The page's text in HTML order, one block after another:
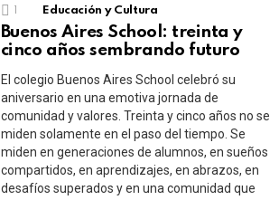
1 Educación y Cultura
Buenos Aires School: treinta y
cinco años sembrando futuro
El colegio Buenos Aires School celebró su
aniversario en una emotiva jornada de
comunidad y valores. Treinta y cinco años no se
miden solamente en el paso del tiempo. Se
miden en generaciones de alumnos, en sueños
compartidos, en aprendizajes, en abrazos, en
desafíos superados y en una comunidad que